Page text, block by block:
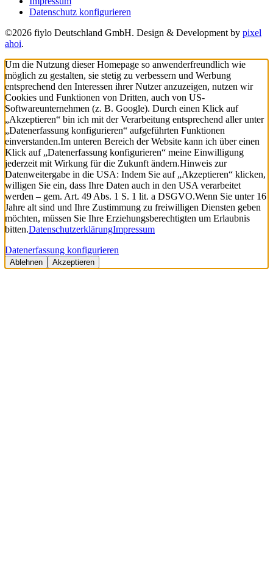
Datenschutz konfigurieren
©2026 fiylo Deutschland GmbH. Design & Development by pixel
ahoi.
Um die Nutzung dieser Homepage so anwenderfreundlich wie
möglich zu gestalten, sie stetig zu verbessern und Werbung
entsprechend den Interessen ihrer Nutzer anzuzeigen, nutzen wir
Cookies und Funktionen von Dritten, auch von US-
Softwareunternehmen (z. B. Google). Durch einen Klick auf
„Akzeptieren“ bin ich mit der Verarbeitung entsprechend aller unter
„Datenerfassung konfigurieren“ aufgeführten Funktionen
einverstanden.Im unteren Bereich der Website kann ich über einen
Klick auf „Datenerfassung konfigurieren“ meine Einwilligung
jederzeit mit Wirkung für die Zukunft ändern.Hinweis zur
Datenweitergabe in die USA: Indem Sie auf „Akzeptieren“ klicken,
willigen Sie ein, dass Ihre Daten auch in den USA verarbeitet
werden – gem. Art. 49 Abs. 1 S. 1 lit. a DSGVO.Wenn Sie unter 16
Jahre alt sind und Ihre Zustimmung zu freiwilligen Diensten geben
möchten, müssen Sie Ihre Erziehungsberechtigten um Erlaubnis
bitten.DatenschutzerklärungImpressum
Datenerfassung konfigurieren
Ablehnen Akzeptieren